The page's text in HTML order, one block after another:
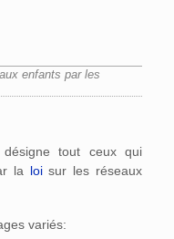
enfants par les
tout ceux qui
la loisur les réseaux
variés: